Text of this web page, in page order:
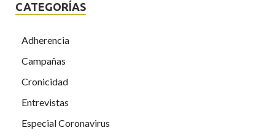
CATEGORÍAS
Adherencia
Campañas
Cronicidad
Entrevistas
Especial Coronavirus